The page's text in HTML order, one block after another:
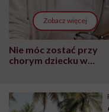
Zobacz więcej
Nie móc zostać przy
chorym dziecku w
może chyba tylko
głupota i brak